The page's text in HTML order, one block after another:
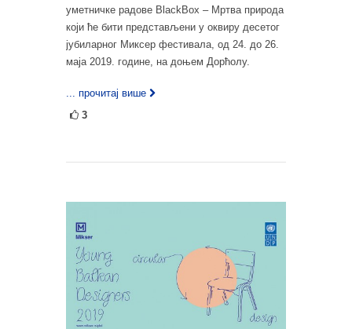
уметничке радове BlackBox – Мртва природа
који ће бити представљени у оквиру десетог
јубиларног Миксер фестивала, од 24. до 26.
маја 2019. године, на доњем Дорћолу.
... прочитај више
3